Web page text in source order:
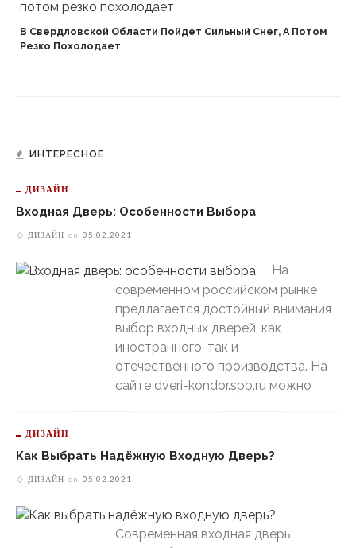
В Свердловской Области Пойдет Сильный Снег, А Потом
Резко Похолодает
ИНТЕРЕСНОЕ
ДИЗАЙН
Входная Дверь: Особенности Выбора
ДИЗАЙН on 05.02.2021
На
современном российском рынке
предлагается достойный внимания
выбор входных дверей, как
иностранного, так и
отечественного производства. На
сайте dveri-kondor.spb.ru можно
ДИЗАЙН
Как Выбрать Надёжную Входную Дверь?
ДИЗАЙН on 05.02.2021
Современная входная дверь